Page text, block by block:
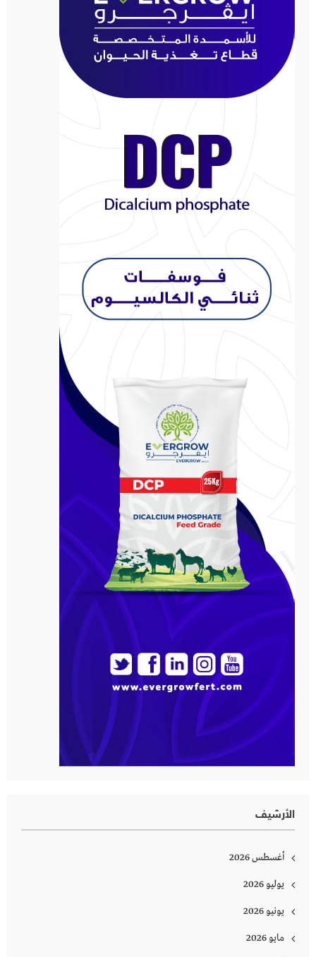
الأرشيف
أغسطس 2026
يوليو 2026
يونيو 2026
مايو 2026